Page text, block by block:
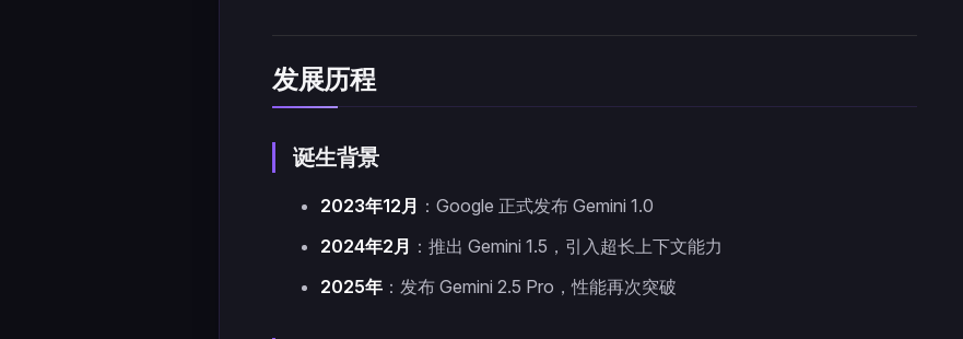
发展历程
诞生背景
2023年12月 ：Google 正式发布 Gemini 1.0
2024年2月 ：推出 Gemini 1.5，引入超长上下文能力
2025年 ：发布 Gemini 2.5 Pro，性能再次突破